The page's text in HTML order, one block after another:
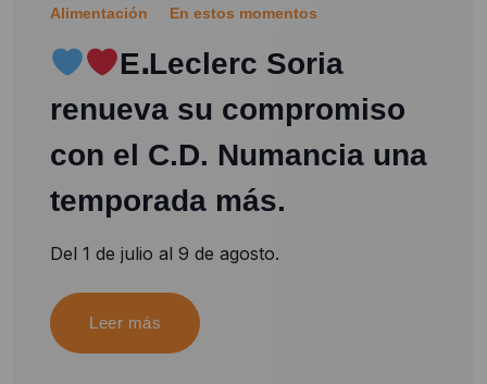
Alimentación En estos momentos
EꓸLeclerc Soria
renueva su compromiso
con el C.D. Numancia una
temporada más.
Del 1 de julio al 9 de agosto.
Leer más